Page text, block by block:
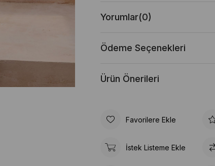
Yorumlar(0)
Ödeme Seçenekleri
Ürün Önerileri
Favorilere Ekle
İstek Listeme Ekle